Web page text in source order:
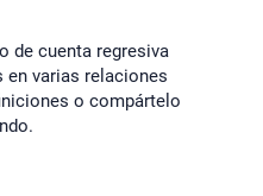
de cuenta regresiva
en varias relaciones
o compártelo